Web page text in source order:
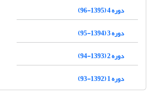
دوره 4 (1395-96)
دوره 3 (1394-95)
دوره 2 (1393-94)
دوره 1 (1392-93)